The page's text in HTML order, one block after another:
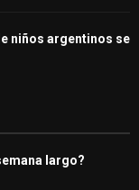
niños argentinos se
largo?